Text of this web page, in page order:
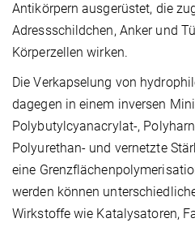
Antikörpern ausgerüstet, die
Adressschildchen, Anker und
Körperzellen wirken.
Die Verkapselung von
dagegen in einem inversen
Polybutylcyanacrylat-,
Polyurethan- und vernetzte
eine
werden können
Wirkstoffe wie Katalysatoren,